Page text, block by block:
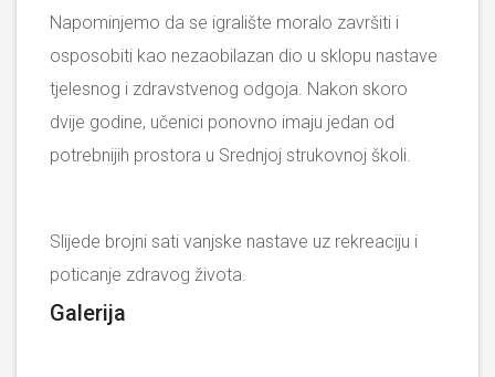
Napominjemo da se igralište moralo završiti i
osposobiti kao nezaobilazan dio u sklopu nastave
tjelesnog i zdravstvenog odgoja. Nakon skoro
dvije godine, učenici ponovno imaju jedan od
potrebnijih prostora u Srednjoj strukovnoj školi.
Slijede brojni sati vanjske nastave uz rekreaciju i
poticanje zdravog života.
Galerija